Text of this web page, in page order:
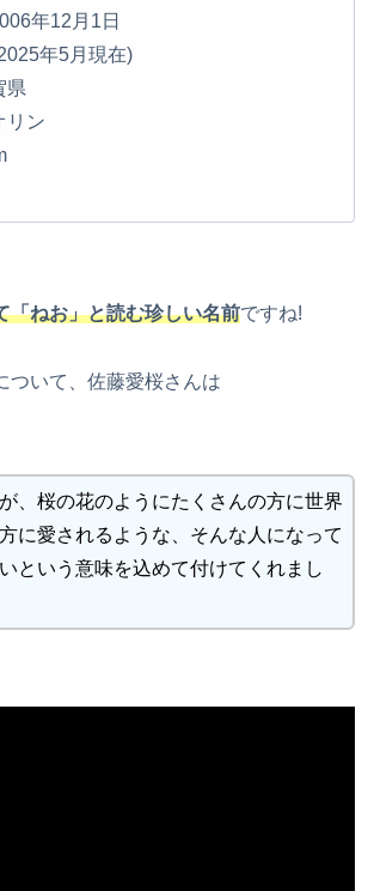
年12月1日
年5月現在)
県
リン
「ねお」と読む珍しい名前ですね!
ついて、佐藤愛桜さんは
、桜の花のようにたくさんの方に世界
に愛されるような、そんな人になって
という意味を込めて付けてくれまし